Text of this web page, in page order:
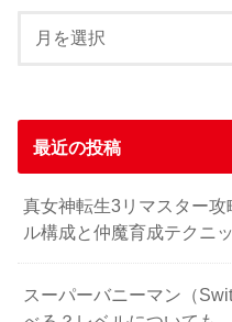
最近の投稿
真女神転生3リマスター
ル構成と仲魔育成テクニ
スーパーバニーマン（